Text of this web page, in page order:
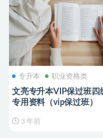
专升本 职业资格类
文亮专升本VIP保过班四
专用资料（vip保过班）
3 年前